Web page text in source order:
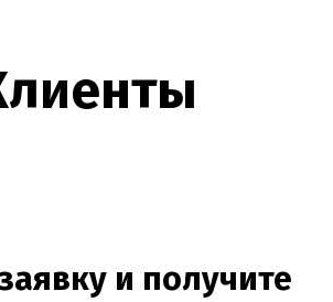
и получите